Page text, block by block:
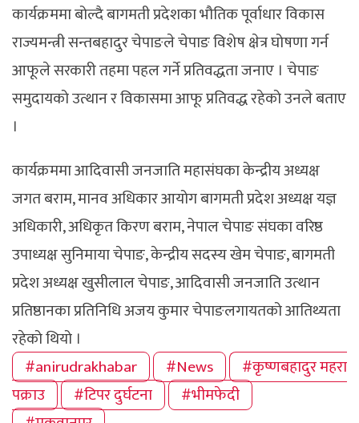
कार्यक्रममा बोल्दै बागमती प्रदेशका भौतिक पूर्वाधार विकास
राज्यमन्त्री सन्तबहादुर चेपाङले चेपाङ विशेष क्षेत्र घोषणा गर्न
आफूले सरकारी तहमा पहल गर्ने प्रतिवद्धता जनाए । चेपाङ
समुदायको उत्थान र विकासमा आफू प्रतिवद्ध रहेको उनले बताए
।
कार्यक्रममा आदिवासी जनजाति महासंघका केन्द्रीय अध्यक्ष
जगत बराम, मानव अधिकार आयोग बागमती प्रदेश अध्यक्ष यज्ञ
अधिकारी, अधिकृत किरण बराम, नेपाल चेपाङ संघका वरिष्ठ
उपाध्यक्ष सुनिमाया चेपाङ, केन्द्रीय सदस्य खेम चेपाङ, बागमती
प्रदेश अध्यक्ष खुसीलाल चेपाङ, आदिवासी जनजाति उत्थान
प्रतिष्ठानका प्रतिनिधि अजय कुमार चेपाङलगायतको आतिथ्यता
रहेको थियो ।
#anirudrakhabar
#News
#कृष्णबहादुर महरा
पक्राउ
#टिपर दुर्घटना
#भीमफेदी